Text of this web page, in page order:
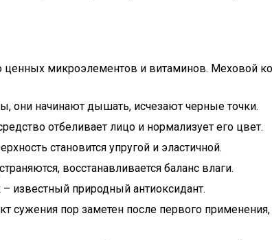
ценных микроэлементов и витаминов. Меховой
они начинают дышать, исчезают черные точки.
отбеливает лицо и нормализует его цвет.
становится упругой и эластичной.
восстанавливается баланс влаги.
известный природный антиоксидант.
сужения пор заметен после первого применения,